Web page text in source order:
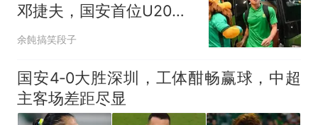
邓捷夫，国安首位U20中
超送出助攻球员
余飩搞笑段子
国安4‑0大胜深圳，工体酣畅赢球，中超
主客场差距尽显